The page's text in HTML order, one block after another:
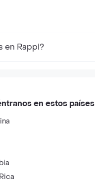
en Rappi?
en estos países